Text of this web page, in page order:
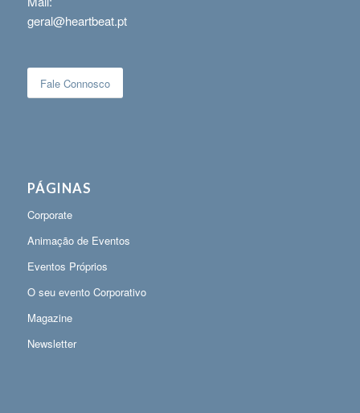
geral@heartbeat.pt
Fale Connosco
PÁGINAS
Corporate
Animação de Eventos
Eventos Próprios
O seu evento Corporativo
Magazine
Newsletter